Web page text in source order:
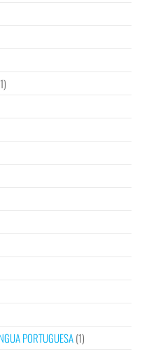
PORTUGUESA(1)